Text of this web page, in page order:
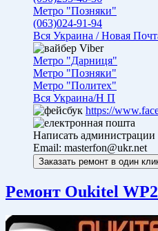
Метро "Позняки"
(063)024-91-94
Вся Украина / Новая
Viber
Метро "Дарниця"
Метро "Позняки"
Метро "Политех"
Вся Украина/Н П
https://
Написать администрации
Email: masterfon@ukr.net
Ремонт Oukitel